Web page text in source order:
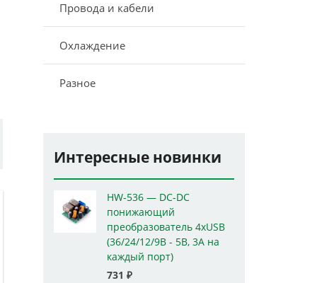
Провода и кабели
Охлаждение
Разное
Интересные новинки
HW-536 — DC-DC
понижающий
преобразователь 4xUSB
(36/24/12/9В - 5В, 3А на
каждый порт)
731 ₽